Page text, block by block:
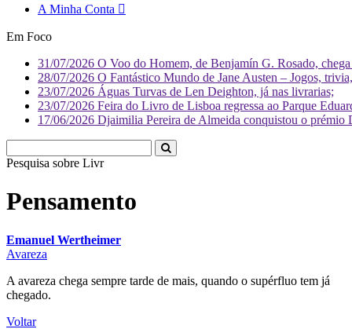
A Minha Conta
Em Foco
31/07/2026 O Voo do Homem, de Benjamín G. Rosado,
28/07/2026 O Fantástico Mundo de Jane Austen – Jogos,
23/07/2026 Águas Turvas de Len Deighton, já nas livrarias;
23/07/2026 Feira do Livro de Lisboa regressa ao Parque
17/06/2026 Djaimilia Pereira de Almeida conquistou o
Pesquisa sobre Literatura
Pensamento
Emanuel Wertheimer
Avareza
A avareza chega sempre tarde de mais, quando o supérfluo tem já
chegado.
Voltar